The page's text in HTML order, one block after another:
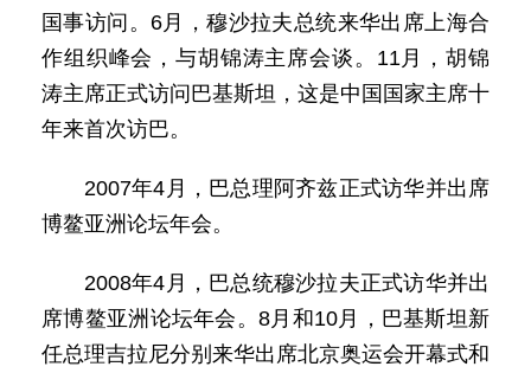
国事访问。6月，穆沙拉夫总统来华出席上海合
作组织峰会，与胡锦涛主席会谈。11月，胡锦
涛主席正式访问巴基斯坦，这是中国国家主席十
年来首次访巴。
2007年4月，巴总理阿齐兹正式访华并出席
博鳌亚洲论坛年会。
2008年4月，巴总统穆沙拉夫正式访华并出
席博鳌亚洲论坛年会。8月和10月，巴基斯坦新
任总理吉拉尼分别来华出席北京奥运会开幕式和